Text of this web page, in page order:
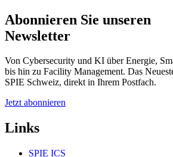
Abonnieren Sie unseren
Newsletter
Von Cybersecurity und KI über Energie,
bis hin zu Facility Management. Das
SPIE Schweiz, direkt in Ihrem Postfach.
Jetzt abonnieren
Links
SPIE ICS